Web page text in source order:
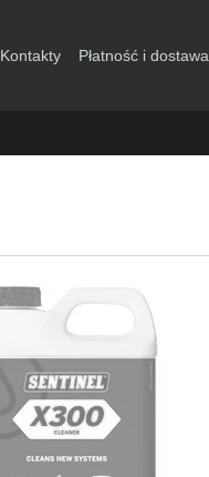
Kontakty Płatność i dostawa